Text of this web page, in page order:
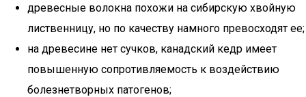
древесные волокна похожи на сибирскую хвойную
лиственницу, но по качеству намного превосходят ее;
на древесине нет сучков, канадский кедр имеет
повышенную сопротивляемость к воздействию
болезнетворных патогенов;